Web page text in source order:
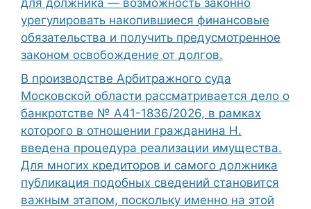
для должника — возможность законно
урегулировать накопившиеся финансовые
обязательства и получить предусмотренное
законом освобождение от долгов.
В производстве Арбитражного суда
Московской области рассматривается дело о
банкротстве № А41-1836/2026, в рамках
которого в отношении гражданина Н.
введена процедура реализации имущества.
Для многих кредиторов и самого должника
публикация подобных сведений становится
важным этапом, поскольку именно на этой